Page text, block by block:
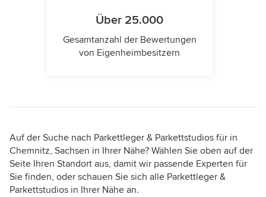
Über 25.000
Gesamtanzahl der Bewertungen
von Eigenheimbesitzern
Auf der Suche nach Parkettleger & Parkettstudios für in
Chemnitz, Sachsen in Ihrer Nähe? Wählen Sie oben auf der
Seite Ihren Standort aus, damit wir passende Experten für
Sie finden, oder schauen Sie sich alle Parkettleger &
Parkettstudios in Ihrer Nähe an.